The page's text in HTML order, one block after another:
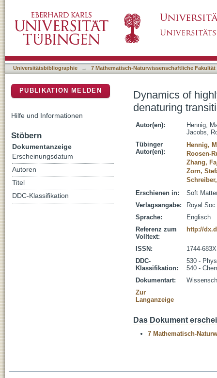
Universitätsbibliographie → 7 Mathematisch-Naturwissenschaftliche Fakultät
Dynamics of
denaturing
Autor(en):
Hennig,
Jacobs,
Tübinger
Autor(en):
Hennig,
Roosen-
Zhang,
Zorn,
Erschienen in:
Soft
Verlagsangabe:
Royal
Sprache:
Englisch
Referenz zum
Volltext:
http://
ISSN:
1744-683X
DDC-
Klassifikation:
530 -
540 -
Dokumentart:
Zur
Langanzeige
Das Dokument
7 Mathematisch-
PUBLIKATION MELDEN
Hilfe und Informationen
Stöbern
Dokumentanzeige
Erscheinungsdatum
Autoren
Titel
DDC-Klassifikation